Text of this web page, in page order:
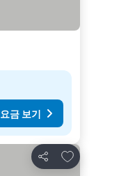
요금 보기
공유
즐겨찾기에 추가